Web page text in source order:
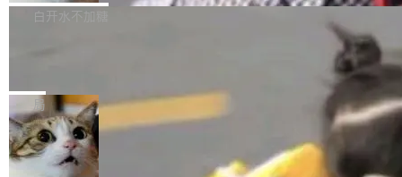
技术判断。 两行 prompt 就能个性化任何软件 C
ness 的内测，可以回复或私信联系我。请附上
Harness 负责把能力落到真实环境中——调用工
具、读写文件、管理上下文、处理错误、完成闭
环。崔添翼招人的标...
型的预览版本 SenseNova U1.5-Lite-Preview。
理解、推理、生成与编辑，还仅以 8B-MoT 的轻
量大小，将能力推进到4K、更精细的真实质感、
更复杂的视觉控制和可持续迭代编辑。 相比 U
1，U1.5-Lite-Preview 在以下方向上带来了显著
白开水不加糖
nap。这次是 hwctl——一个用来检查 Ubuntu
硬件认证状态的命令行工具。 Canonical 工程师
Alan Griffiths 在邮件列表中说得很直白：「hwc
tl 是一个 Ubuntu 专有的包，它和它的依赖项都
局
Dario Amodei 担心新人来 Anthropic
只为金钱，不为使命
顶级 AI 研究员在两家公司之间来回跳，中间只